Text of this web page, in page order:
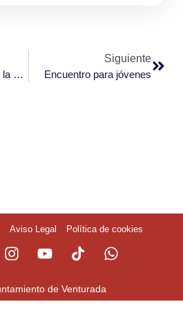
Horario de verano de la Casa de la Cultura
Siguiente
Encuentro para jóvenes
Aviso Legal Política de cookies
de Venturada